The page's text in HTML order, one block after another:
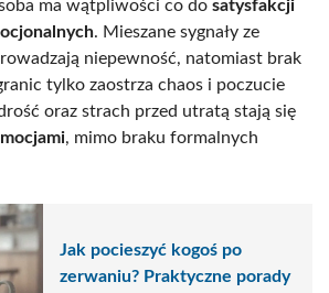
ma wątpliwości co do satysfakcji
. Mieszane sygnały ze
niepewność, natomiast brak
tylko zaostrza chaos i poczucie
oraz strach przed utratą stają się
, mimo braku formalnych
Jak pocieszyć kogoś po
zerwaniu? Praktyczne porady